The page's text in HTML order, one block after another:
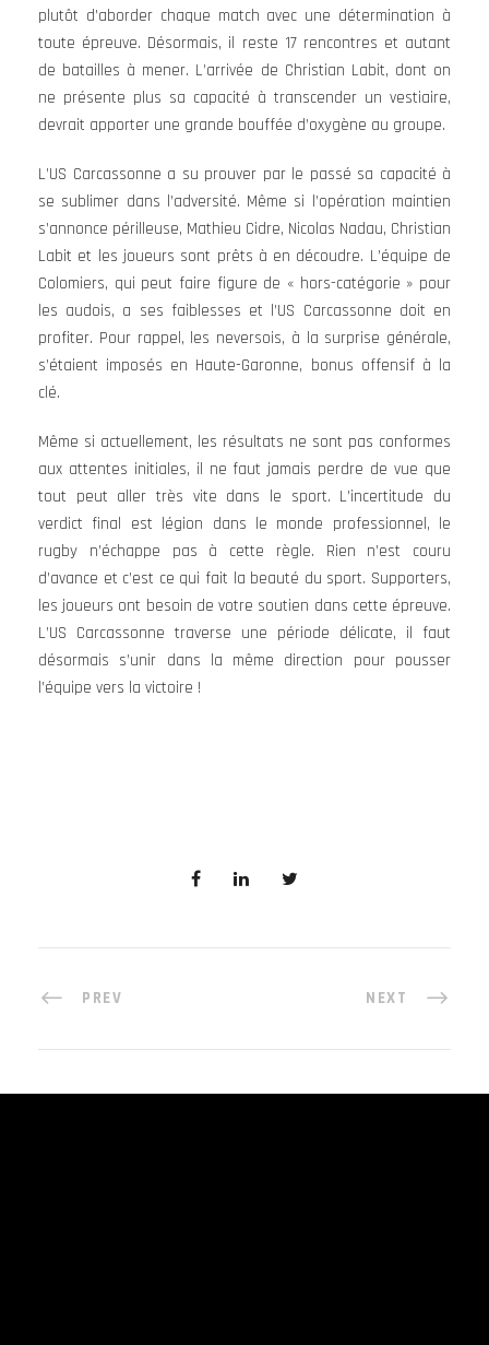
plutôt d’aborder chaque match avec une détermination à
toute épreuve. Désormais, il reste 17 rencontres et autant
de batailles à mener. L’arrivée de Christian Labit, dont on
ne présente plus sa capacité à transcender un vestiaire,
devrait apporter une grande bouffée d’oxygène au groupe.
L’US Carcassonne a su prouver par le passé sa capacité à
se sublimer dans l’adversité. Même si l’opération maintien
s’annonce périlleuse, Mathieu Cidre, Nicolas Nadau, Christian
Labit et les joueurs sont prêts à en découdre. L’équipe de
Colomiers, qui peut faire figure de « hors-catégorie » pour
les audois, a ses faiblesses et l’US Carcassonne doit en
profiter. Pour rappel, les neversois, à la surprise générale,
s’étaient imposés en Haute-Garonne, bonus offensif à la
clé.
Même si actuellement, les résultats ne sont pas conformes
aux attentes initiales, il ne faut jamais perdre de vue que
tout peut aller très vite dans le sport. L’incertitude du
verdict final est légion dans le monde professionnel, le
rugby n’échappe pas à cette règle. Rien n’est couru
d’avance et c’est ce qui fait la beauté du sport. Supporters,
les joueurs ont besoin de votre soutien dans cette épreuve.
L’US Carcassonne traverse une période délicate, il faut
désormais s’unir dans la même direction pour pousser
l’équipe vers la victoire !
PREV NEXT